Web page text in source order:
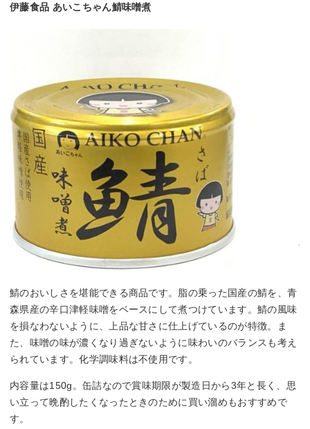
伊藤食品 あいこちゃん鯖味噌煮
鯖のおいしさを堪能できる商品です。脂の乗った国産の鯖を、青
森県産の辛口津軽味噌をベースにして煮つけています。鯖の風味
を損なわないように、上品な甘さに仕上げているのが特徴。ま
た、味噌の味が濃くなり過ぎないように味わいのバランスも考え
られています。化学調味料は不使用です。
内容量は150g。缶詰なので賞味期限が製造日から3年と長く、思
い立って晩酌したくなったときのために買い溜めもおすすめで
す。